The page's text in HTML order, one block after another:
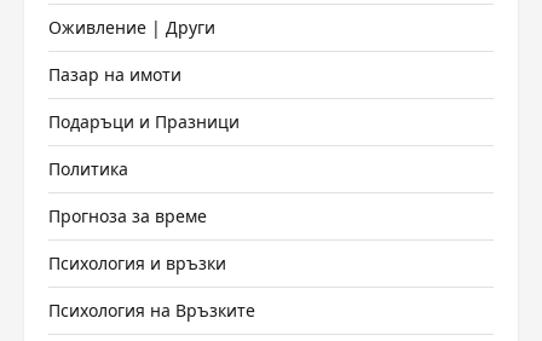
Оживление | Други
Пазар на имоти
Подаръци и Празници
Политика
Прогноза за време
Психология и връзки
Психология на Връзките